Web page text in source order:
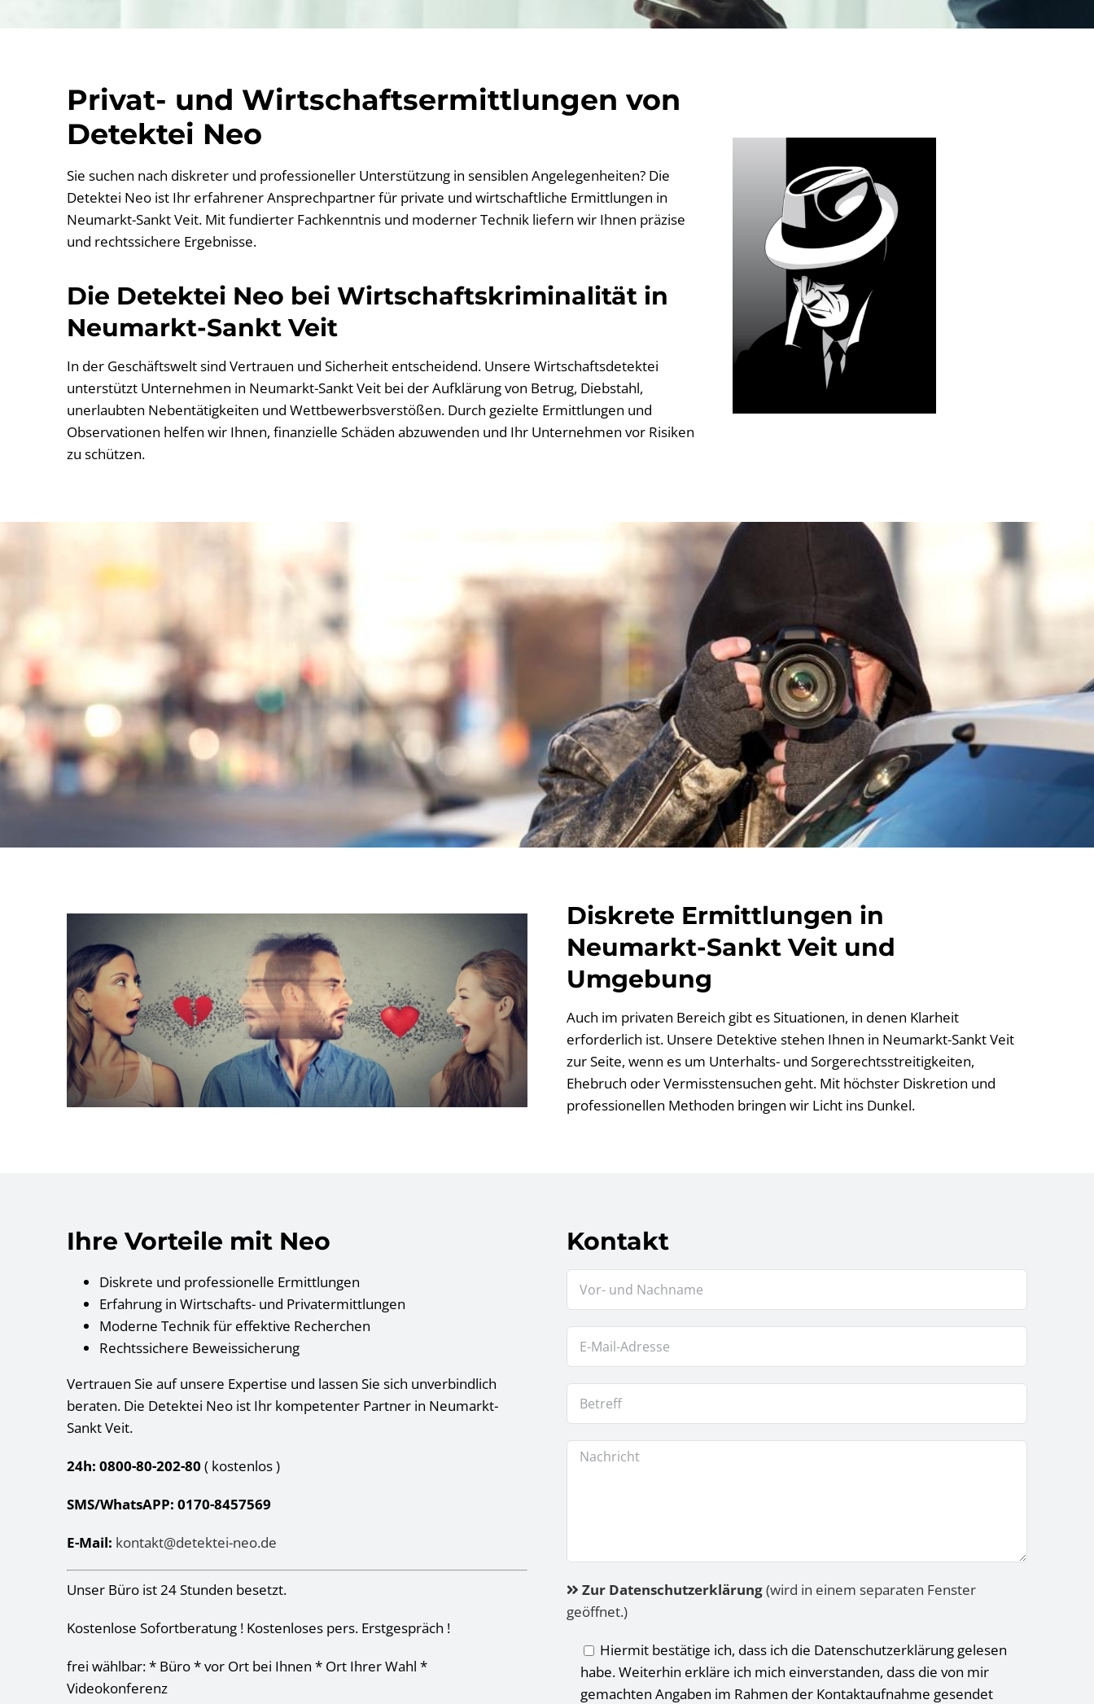
Privat- und Wirtschaftsermittlungen von
Detektei Neo
Sie suchen nach diskreter und professioneller Unterstützung in sensiblen Angelegenheiten? Die
Detektei Neo ist Ihr erfahrener Ansprechpartner für private und wirtschaftliche Ermittlungen in
Neumarkt-Sankt Veit. Mit fundierter Fachkenntnis und moderner Technik liefern wir Ihnen präzise
und rechtssichere Ergebnisse.
Die Detektei Neo bei Wirtschaftskriminalität in
Neumarkt-Sankt Veit
In der Geschäftswelt sind Vertrauen und Sicherheit entscheidend. Unsere Wirtschaftsdetektei
unterstützt Unternehmen in Neumarkt-Sankt Veit bei der Aufklärung von Betrug, Diebstahl,
unerlaubten Nebentätigkeiten und Wettbewerbsverstößen. Durch gezielte Ermittlungen und
Observationen helfen wir Ihnen, finanzielle Schäden abzuwenden und Ihr Unternehmen vor Risiken
zu schützen.
Diskrete Ermittlungen in
Neumarkt-Sankt Veit und
Umgebung
Auch im privaten Bereich gibt es Situationen, in denen Klarheit
erforderlich ist. Unsere Detektive stehen Ihnen in Neumarkt-Sankt Veit
zur Seite, wenn es um Unterhalts- und Sorgerechtsstreitigkeiten,
Ehebruch oder Vermisstensuchen geht. Mit höchster Diskretion und
professionellen Methoden bringen wir Licht ins Dunkel.
Ihre Vorteile mit Neo
Diskrete und professionelle Ermittlungen
Erfahrung in Wirtschafts- und Privatermittlungen
Moderne Technik für effektive Recherchen
Rechtssichere Beweissicherung
Vertrauen Sie auf unsere Expertise und lassen Sie sich unverbindlich
beraten. Die Detektei Neo ist Ihr kompetenter Partner in Neumarkt-
Sankt Veit.
24h: 0800-80-202-80 ( kostenlos)
SMS/WhatsAPP: 0170-8457569
E-Mail: kontakt@detektei-neo.de
Unser Büro ist 24 Stunden besetzt.
Kostenlose Sofortberatung ! Kostenloses pers. Erstgespräch !
frei wählbar: * Büro * vor Ort bei Ihnen * Ort Ihrer Wahl *
Videokonferenz
Kontakt
Zur Datenschutzerklärung(wird in einem separaten Fenster
geöffnet.)
Hiermit bestätige ich, dass ich die Datenschutzerklärung gelesen
habe. Weiterhin erkläre ich mich einverstanden, dass die von mir
gemachten Angaben im Rahmen der Kontaktaufnahme gesendet